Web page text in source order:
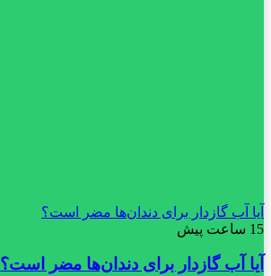
آیا آب گازدار برای دندان‌ها مضر است؟
15 ساعت پیش
آیا آب گازدار برای دندان‌ها مضر است؟